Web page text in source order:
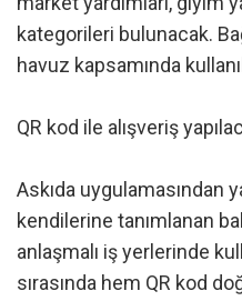
kategorileri bulunacak.
havuz kapsamında
QR kod ile alışveriş
Askıda uygulamasından
kendilerine tanımlanan
anlaşmalı iş yerlerinde
sırasında hem QR kod